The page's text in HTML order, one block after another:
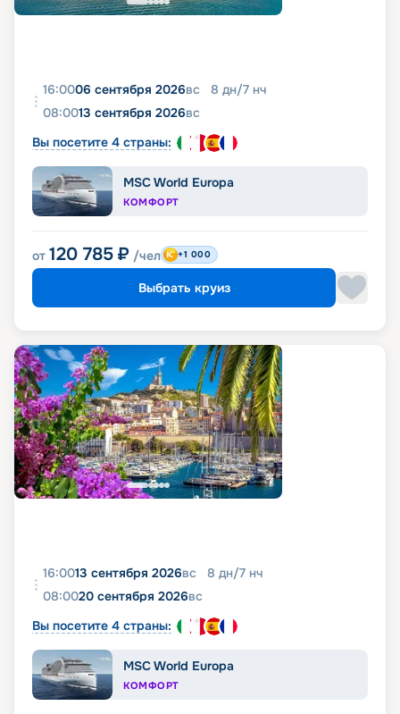
16:0006 сентября 2026вс 8 дн/7 нч
08:0013 сентября 2026вс
Вы посетите 4 страны:
MSC World Europa
КОМФОРТ
от 120 785 ₽ /чел +1 000
Выбрать круиз
16:0013 сентября 2026вс 8 дн/7 нч
08:0020 сентября 2026вс
Вы посетите 4 страны:
MSC World Europa
КОМФОРТ